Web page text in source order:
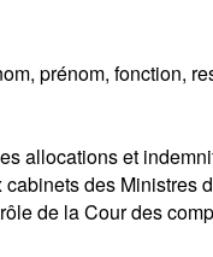
prénom, fonction,
allocations et
des
de la Cour des